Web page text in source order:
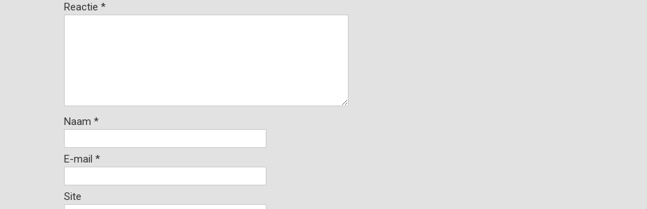
Reactie *
Naam *
E-mail *
Site